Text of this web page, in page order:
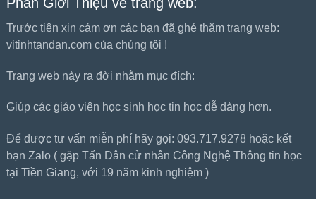
Trước tiên xin cám ơn các bạn đã ghé thăm trang web:
vitinhtandan.com của chúng tôi !
Trang web này ra đời nhằm mục đích:
Giúp các giáo viên học sinh học tin học dễ dàng hơn.
Để được tư vấn miễn phí hãy gọi: 093.717.9278 hoặc kết
bạn Zalo ( gặp Tấn Dân cử nhân Công Nghệ Thông tin học
tại Tiền Giang, với 19 năm kinh nghiệm )